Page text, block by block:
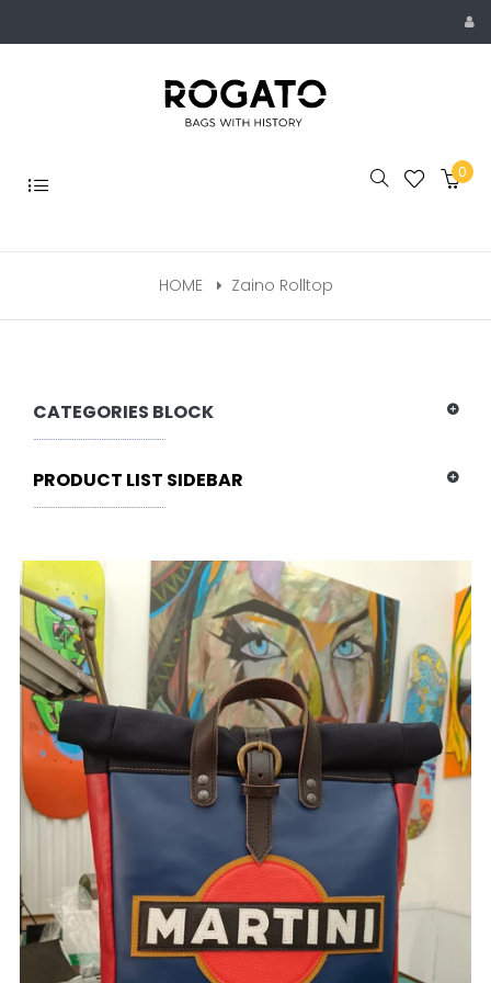
Toggle
0
HOME Zaino Rolltop
CATEGORIES BLOCK
PRODUCT LIST SIDEBAR